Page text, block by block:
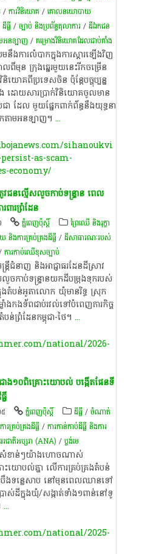
/ការវិនិយោគ/គោលនយោបាយ
ដីធ្លី/ច្បាប់ និងប្រព័ន្ធតុលាការ/ដីឯកជន
អនឡាញ​ /​គម្រោង​វិនិយោគ​ដែល​ជាប់គាំង​
ការលំបាកក្នុងការស្ដារឡើងវិញ
ពីមុន ក្រុងឆ្នេរមួយនេះរីកចម្រើន
ោគពីប្រទេសចិន ប៉ុន្តែបច្ចុប្បន្ន
ោយសារប្រាក់វិនិយោគចូលមាន
ា ដែល មួយផ្នែកពាក់ព័ន្ធនឹងយុទ្ធនា
ោកតាមអនឡាញ។ ...
sihanoukvi
as-scam-
economy/
ជនល្មើសលួចកាប់ទន្រ្ទាន ពេល
ពារព្រំដែន
ភ្នំពេញប៉ុស្តិ៍
ព្រៃឈើ និងរុក្ខា
ង​ការគ្រប់គ្រង​ដីធ្លី/ដីសាធារណៈរបស់
ការកាប់ឈើខុសច្បាប់
តីជំនាញ និងអាជ្ញាធរដែនដីស្រាវ
លួចកាប់ទន្រ្ទានយកដី​បម្រុង​ទុក​របស់​
តំបន់អូតាលោក ឃុំមានរិទ្ធ ស្រុក
កងទ័ពជាប់រវល់ទៅបំពេញភារកិច្ច
ន់ព្រំដែនកម្ពុជា-ថៃ។ ...
national/2026-
ាង១០ពិគ្រោះយោបល់ បង្កើតផែនទី
ភ្នំពេញប៉ុស្តិ៍ ដីធ្លី/ចំណាត់
គ្រប់គ្រង​ដីធ្លី/ការកាន់កាប់​ដីធ្លី និង​ការ
រ​ជាតិ​អប្សរា​ (ANA) /ប្លង់​មេ
ធសំខាន់ៗយ៉ាងហោចណាស់
ះយោបល់គ្នា លើការគ្រប់គ្រងតំបន់
បឹងទន្លេសាប នៅមុនពេលឈានទៅ
រាស់ដីក្នុងឃុំ/សង្កាត់ទាំង១ពាន់នៅទូ
...
national/2025-